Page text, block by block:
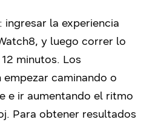
la experiencia
y luego correr lo
minutos. Los
caminando o
e ir aumentando el ritmo
Para obtener resultados